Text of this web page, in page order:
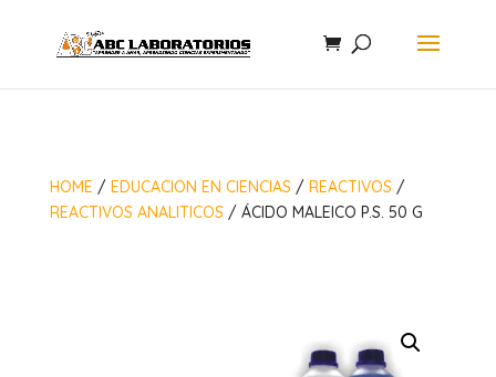
HOME / EDUCACION EN CIENCIAS/ REACTIVOS/
REACTIVOS ANALITICOS/ ÁCIDO MALEICO P.S. 50 G